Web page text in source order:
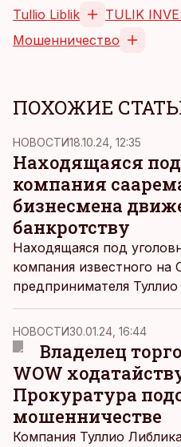
Tullio Liblik TULIK
Мошенничество
ПОХОЖИЕ
НОВОСТИ18.10.24, 12:35
Находящаяся
компания
бизнесмена
банкротству
Находящаяся под
компания известного на
предпринимателя
заявление о
о будущем
развлекательного центра.
НОВОСТИ30.01.24, 16:44
Владелец
WOW
Прокуратура
мошенничестве
Компания Туллио